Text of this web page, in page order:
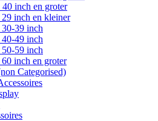
inch en groter
inch en kleiner
39 inch
49 inch
59 inch
inch en groter
Categorised)